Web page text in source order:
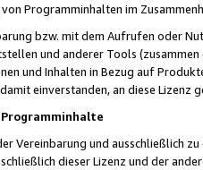
Programminhalten im
bzw. mit dem Aufrufen oder
und anderer Tools (zusammen
und Inhalten in Bezug auf
einverstanden, an diese Lizenz
Vereinbarung und ausschließlich
dieser Lizenz und der